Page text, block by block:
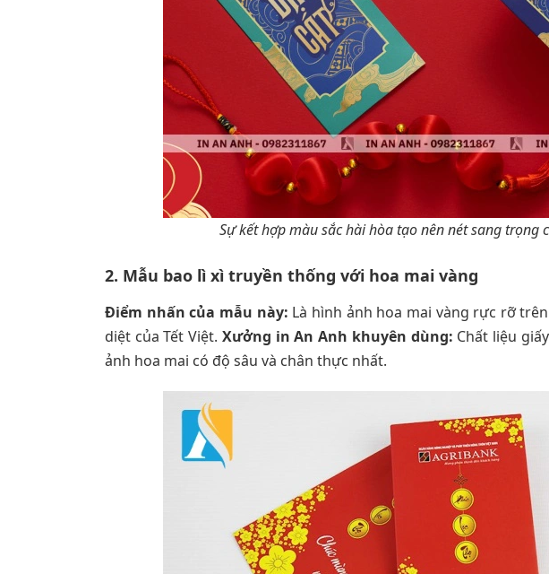
Sự kết hợp màu sắc hài hòa tạo nên nét sang trọng
2. Mẫu bao lì xì truyền thống với hoa mai vàng
Điểm nhấn của mẫu này: Là hình ảnh hoa mai vàng rực rỡ
diệt của Tết Việt. Xưởng in An Anh khuyên dùng: Chất liệu
ảnh hoa mai có độ sâu và chân thực nhất.